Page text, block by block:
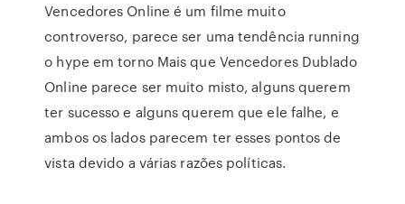
Vencedores Online é um filme muito
controverso, parece ser uma tendência running
o hype em torno Mais que Vencedores Dublado
Online parece ser muito misto, alguns querem
ter sucesso e alguns querem que ele falhe, e
ambos os lados parecem ter esses pontos de
vista devido a várias razões políticas.